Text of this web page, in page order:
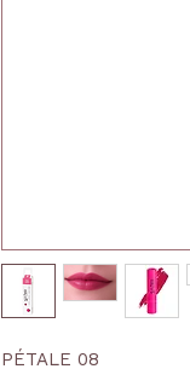
PÉTALE 08